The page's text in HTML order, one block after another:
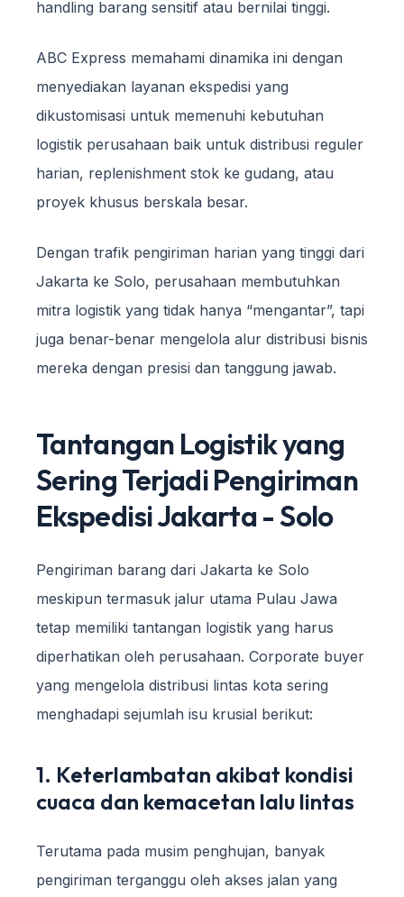
handling barang sensitif atau bernilai tinggi.
ABC Express memahami dinamika ini dengan
menyediakan layanan ekspedisi yang
dikustomisasi untuk memenuhi kebutuhan
logistik perusahaan baik untuk distribusi reguler
harian, replenishment stok ke gudang, atau
proyek khusus berskala besar.
Dengan trafik pengiriman harian yang tinggi dari
Jakarta ke Solo, perusahaan membutuhkan
mitra logistik yang tidak hanya “mengantar”, tapi
juga benar-benar mengelola alur distribusi bisnis
mereka dengan presisi dan tanggung jawab.
Tantangan Logistik yang
Sering Terjadi Pengiriman
Ekspedisi Jakarta - Solo
Pengiriman barang dari Jakarta ke Solo
meskipun termasuk jalur utama Pulau Jawa
tetap memiliki tantangan logistik yang harus
diperhatikan oleh perusahaan. Corporate buyer
yang mengelola distribusi lintas kota sering
menghadapi sejumlah isu krusial berikut:
1. Keterlambatan akibat kondisi
cuaca dan kemacetan lalu lintas
Terutama pada musim penghujan, banyak
pengiriman terganggu oleh akses jalan yang